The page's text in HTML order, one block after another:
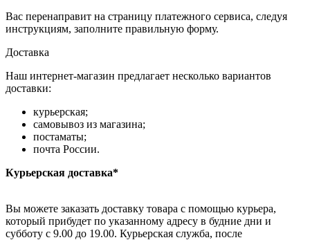
Вас перенаправит на страницу платежного сервиса, следуя
инструкциям, заполните правильную форму.
Доставка
Наш интернет-магазин предлагает несколько вариантов
доставки:
курьерская;
самовывоз из магазина;
постаматы;
почта России.
Курьерская доставка*
Вы можете заказать доставку товара с помощью курьера,
который прибудет по указанному адресу в будние дни и
субботу с 9.00 до 19.00. Курьерская служба, после